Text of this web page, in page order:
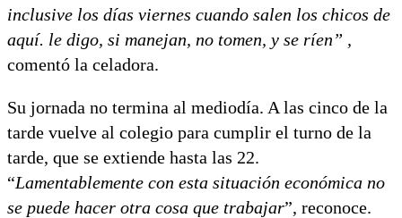
inclusive los días viernes cuando salen los chicos de
aquí. le digo, si manejan, no tomen, y se ríen” ,
comentó la celadora.
Su jornada no termina al mediodía. A las cinco de la
tarde vuelve al colegio para cumplir el turno de la
tarde, que se extiende hasta las 22.
“Lamentablemente con esta situación económica no
se puede hacer otra cosa que trabajar”, reconoce.